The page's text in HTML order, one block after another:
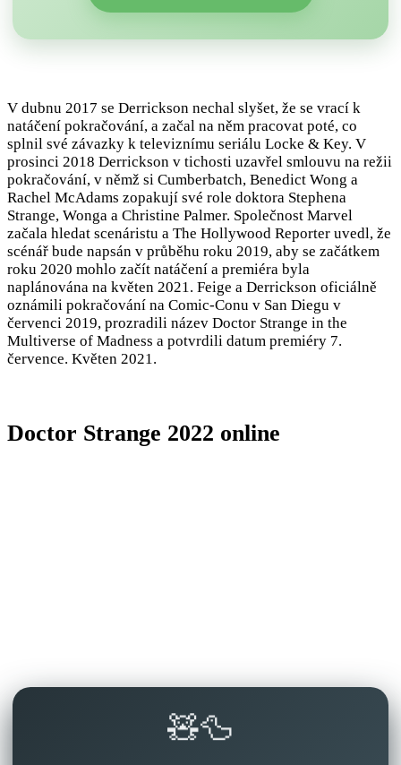
V dubnu 2017 se Derrickson nechal slyšet, že se vrací k
natáčení pokračování, a začal na něm pracovat poté, co
splnil své závazky k televiznímu seriálu Locke & Key. V
prosinci 2018 Derrickson v tichosti uzavřel smlouvu na režii
pokračování, v němž si Cumberbatch, Benedict Wong a
Rachel McAdams zopakují své role doktora Stephena
Strange, Wonga a Christine Palmer. Společnost Marvel
začala hledat scenáristu a The Hollywood Reporter uvedl, že
scénář bude napsán v průběhu roku 2019, aby se začátkem
roku 2020 mohlo začít natáčení a premiéra byla
naplánována na květen 2021. Feige a Derrickson oficiálně
oznámili pokračování na Comic-Conu v San Diegu v
červenci 2019, prozradili název Doctor Strange in the
Multiverse of Madness a potvrdili datum premiéry 7.
července. Květen 2021.
Doctor Strange 2022 online
🧸🦆